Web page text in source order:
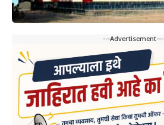
---Advertisement---